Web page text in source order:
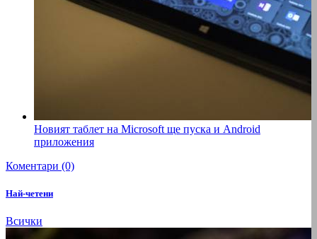
Новият таблет на Microsoft ще пуска и Android
приложения
Коментари (0)
Най-четени
Всички